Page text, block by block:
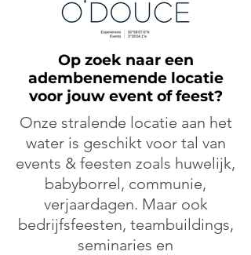
Op zoek naar een
adembenemende locatie
voor jouw event of feest?
Onze stralende locatie aan het
water is geschikt voor tal van
events & feesten zoals huwelijk,
babyborrel, communie,
verjaardagen. Maar ook
bedrijfsfeesten, teambuildings,
seminaries en